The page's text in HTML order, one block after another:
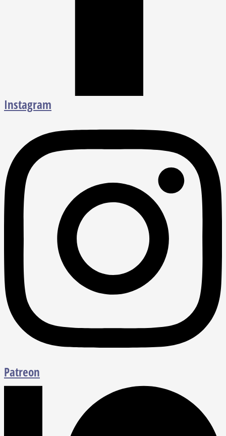
Instagram
Patreon